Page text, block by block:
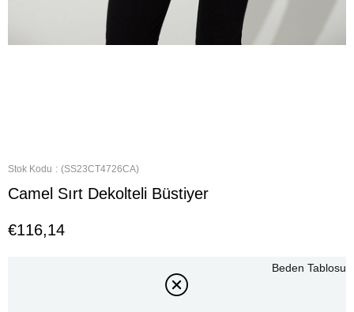
Stok Kodu (SS23CT4726CA)
Camel Sırt Dekolteli Büstiyer
€116,14
Beden Tablosu